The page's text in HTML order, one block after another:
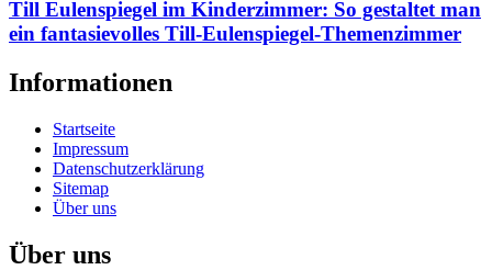
Till Eulenspiegel im Kinderzimmer: So gestaltet man
ein fantasievolles Till-Eulenspiegel-Themenzimmer
Informationen
Startseite
Impressum
Datenschutzerklärung
Sitemap
Über uns
Über uns